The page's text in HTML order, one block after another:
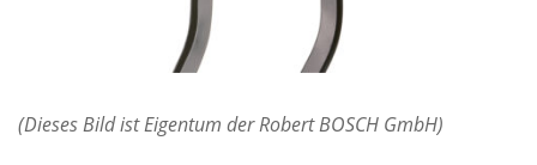
(Dieses Bild ist Eigentum der Robert BOSCH GmbH)